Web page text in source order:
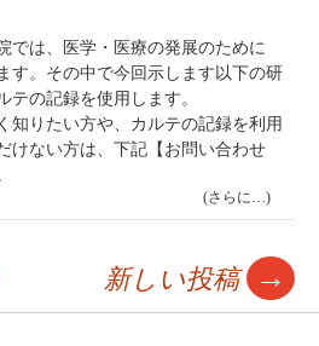
では、医学・医療の発展のために
す。その中で今回示します以下の研
テの記録を使用します。
知りたい方や、カルテの記録を利用
けない方は、下記【お問い合わせ
(さらに…)
新しい投稿 →